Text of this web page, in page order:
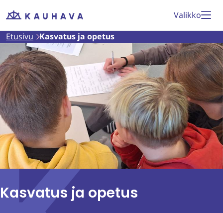
Siirry
Etusivu
Valikko
Etusivu Kasvatus ja opetus
Kasvatus ja opetus